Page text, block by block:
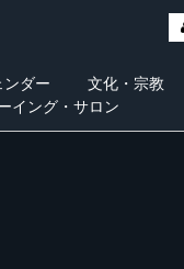
ンダー 文化・宗教
イング・サロン